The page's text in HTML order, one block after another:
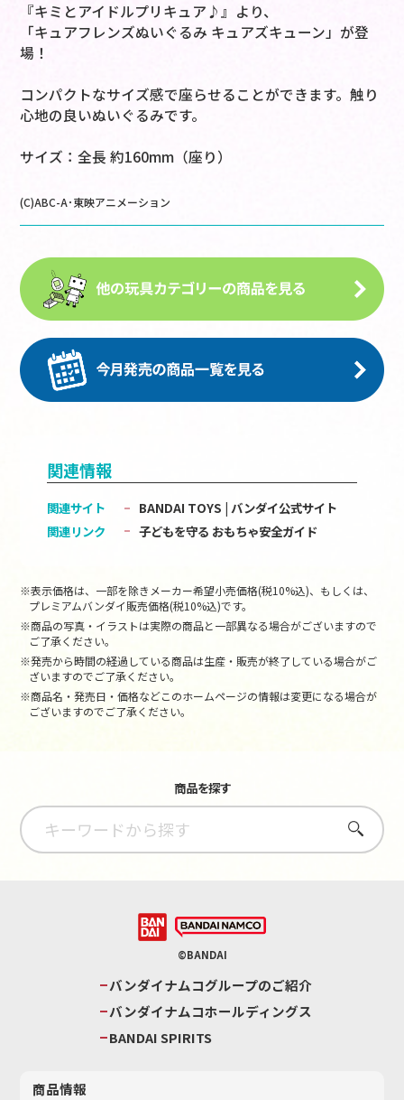
『キミとアイドルプリキュア♪』より、
「キュアフレンズぬいぐるみ キュアズキューン」が登
場！
コンパクトなサイズ感で座らせることができます。触り
心地の良いぬいぐるみです。
サイズ：全長 約160mm（座り）
(C)ABC-A･東映アニメーション
関連情報
関連サイト
BANDAI TOYS | バンダイ公式サイト
関連リンク
子どもを守る おもちゃ安全ガイド
※表示価格は、一部を除きメーカー希望小売価格(税10%込)、もしくは、
プレミアムバンダイ販売価格(税10%込)です。
※商品の写真・イラストは実際の商品と一部異なる場合がございますので
ご了承ください。
※発売から時間の経過している商品は生産・販売が終了している場合がご
ざいますのでご了承ください。
※商品名・発売日・価格などこのホームページの情報は変更になる場合が
ございますのでご了承ください。
商品を探す
さがす
©BANDAI
バンダイナムコグループのご紹介
バンダイナムコホールディングス
BANDAI SPIRITS
商品情報